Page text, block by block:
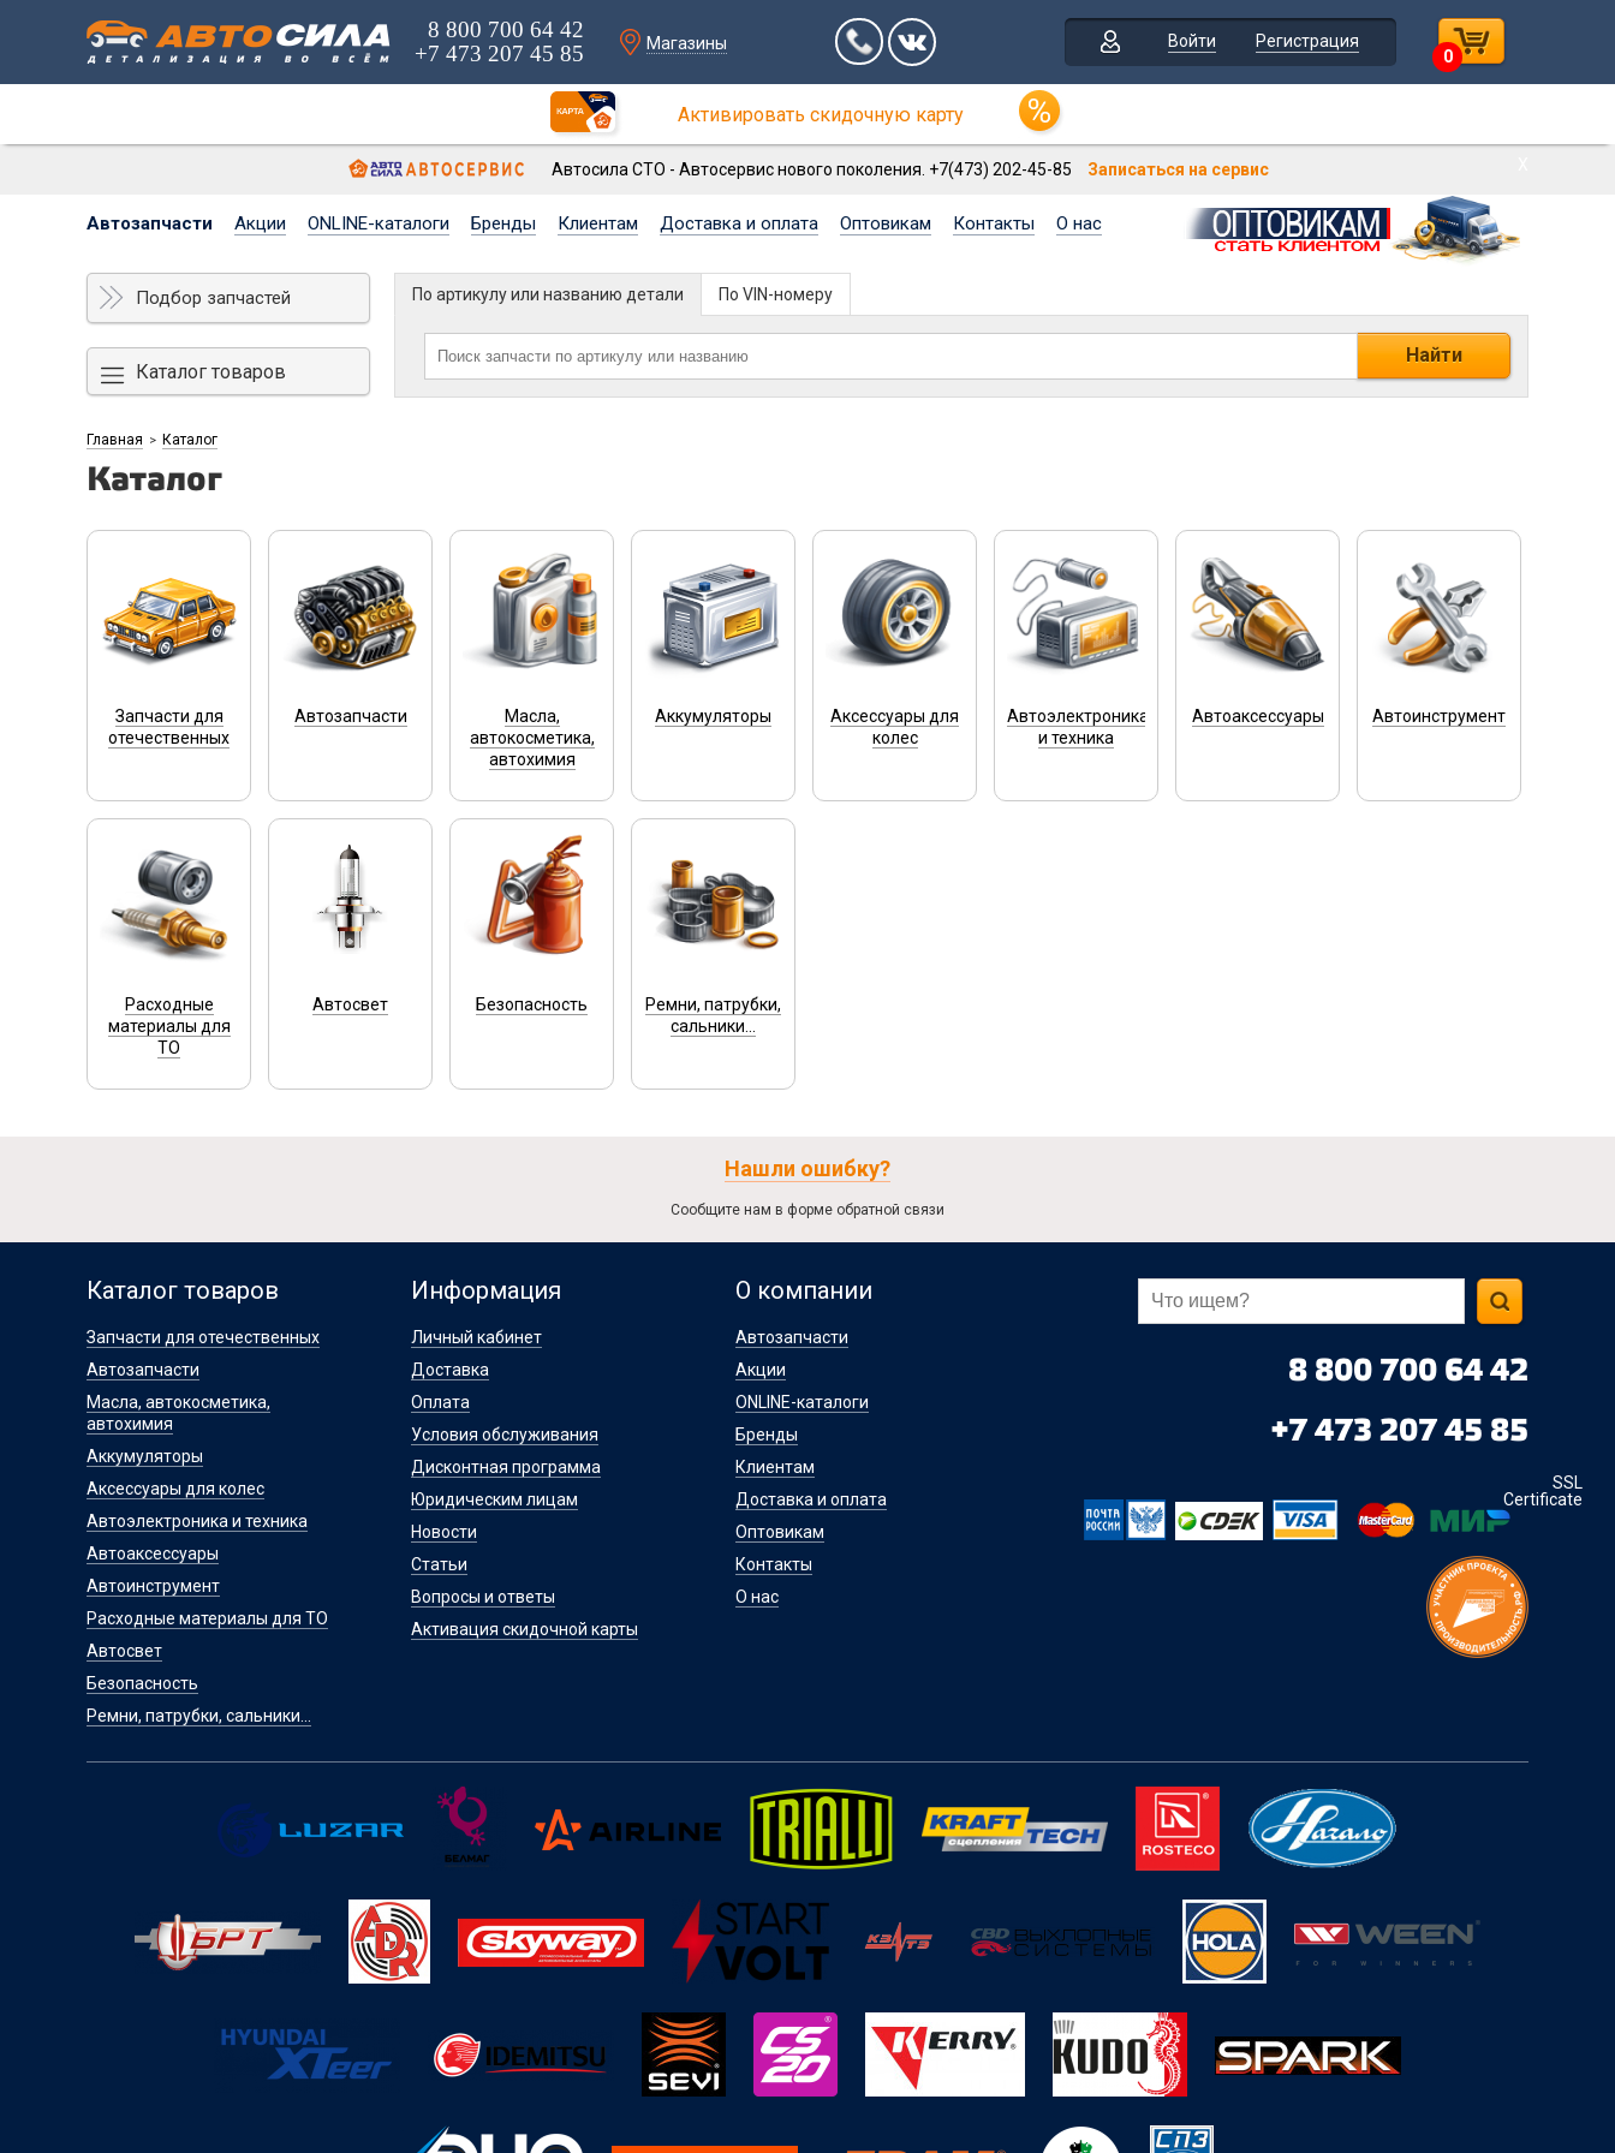
8 800 700 64 42
+7 473 207 45 85
Магазины Войти
Регистрация
0
Активировать скидочную карту
Автосила СТО - Автосервис нового поколения. +7(473) 202-45-85 Записаться на сервис
Автозапчасти Акции ONLINE-каталоги Бренды Клиентам Доставка и оплата Оптовикам Контакты О нас
Подбор запчастей
Каталог товаров
По артикулу или названию детали
Найти
По VIN-номеру
Главная > Каталог
Каталог
Запчасти для
отечественных
Автозапчасти
Масла,
автокосметика,
автохимия
Аккумуляторы
Аксессуары для
колес
Автоэлектроника
и техника
Автоаксессуары Автоинструмент
Расходные
материалы для
ТО
Автосвет Безопасность
Ремни, патрубки,
сальники...
Нашли ошибку?
Сообщите нам в форме обратной связи
Каталог товаров
Запчасти для отечественных
Автозапчасти
Масла, автокосметика,
автохимия
Аккумуляторы
Аксессуары для колес
Автоэлектроника и техника
Автоаксессуары
Автоинструмент
Расходные материалы для ТО
Автосвет
Безопасность
Ремни, патрубки, сальники...
Информация
Личный кабинет
Доставка
Оплата
Условия обслуживания
Дисконтная программа
Юридическим лицам
Новости
Статьи
Вопросы и ответы
Активация скидочной карты
О компании
Автозапчасти
Акции
ONLINE-каталоги
Бренды
Клиентам
Доставка и оплата
Оптовикам
Контакты
О нас
8 800 700 64 42
+7 473 207 45 85
SSL
Certificate